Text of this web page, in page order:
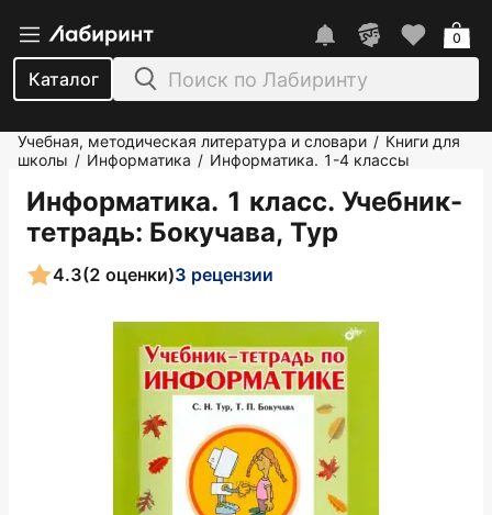
Каталог
0
Учебная, методическая литература и словари / Книги для
школы / Информатика / Информатика. 1-4 классы
Информатика. 1 класс. Учебник-
тетрадь: Бокучава, Тур
4.3(2 оценки)3 рецензии